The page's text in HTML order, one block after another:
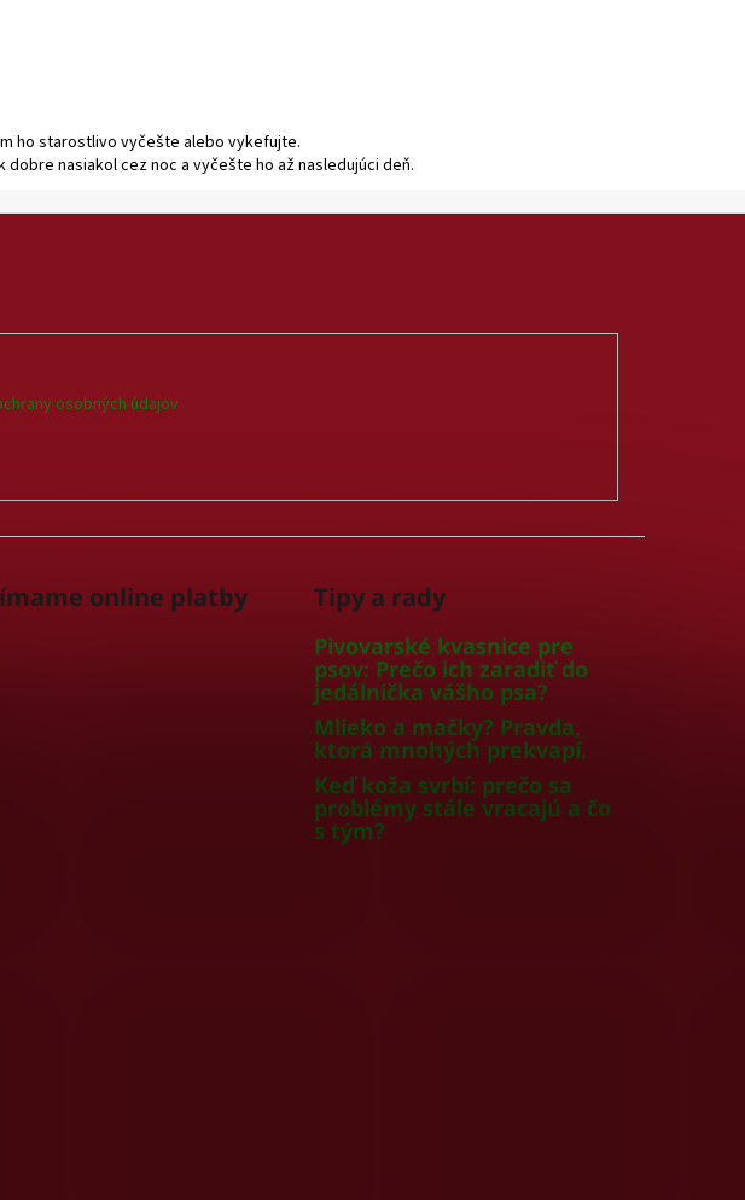
ho starostlivo vyčešte alebo vykefujte.
nasiakol cez noc a vyčešte ho až nasledujúci deň.
osobných údajov
online platby Tipy a rady
Pivovarské kvasnice pre
psov: Prečo ich zaradiť do
jedálnička vášho psa?
Mlieko a mačky? Pravda,
ktorá mnohých prekvapí.
Keď koža svrbí: prečo sa
problémy stále vracajú a čo
s tým?